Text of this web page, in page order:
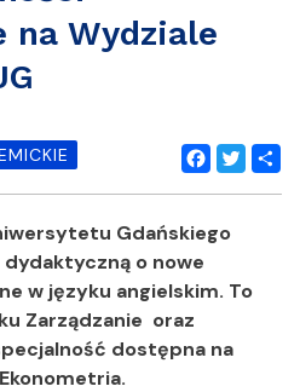
na Wydziale
Facebook
Twitter
Gdańskiego
o nowe
w języku angielskim. To
Zarządzanie oraz
dostępna na